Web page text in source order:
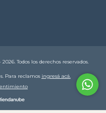
Todos los derechos reservados.
Para reclamos ingresá acá.